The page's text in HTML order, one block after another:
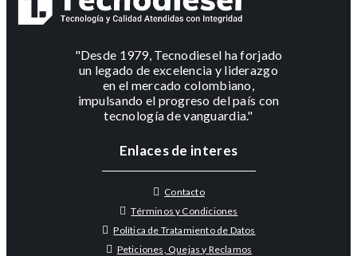
"Desde 1979, Tecnodiesel ha forjado
un legado de excelencia y liderazgo
en el mercado colombiano,
impulsando el progreso del país con
tecnología de vanguardia."
Enlaces de interes
Contacto
Términos y Condiciones
Política de Tratamiento de Datos
Peticiones, Quejas y Reclamos